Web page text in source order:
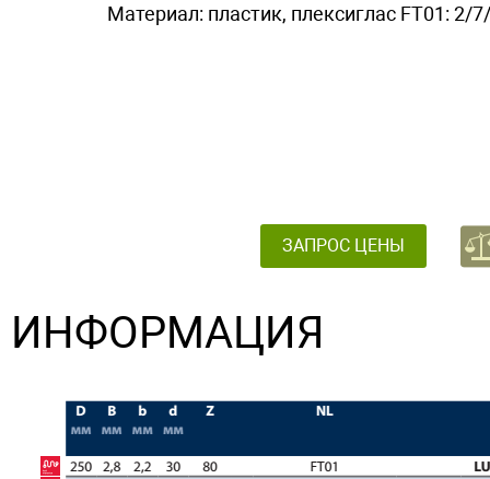
Материал: пластик, плексиглас FT01: 2/
ЗАПРОС ЦЕНЫ
ИНФОРМАЦИЯ